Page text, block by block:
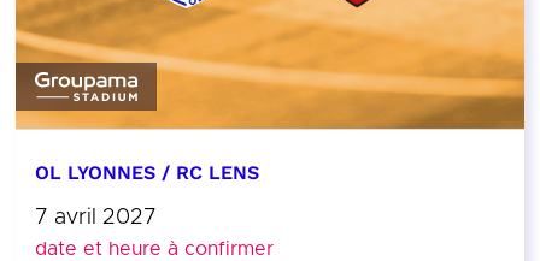
OL LYONNES / RC LENS
7 avril 2027
date et heure à confirmer